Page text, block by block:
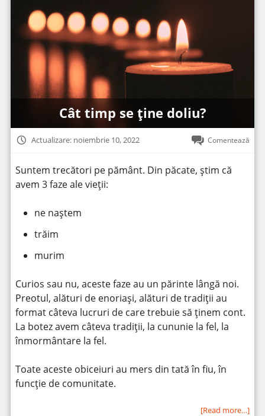
Cât timp se ține doliu?
Actualizare: noiembrie 10, 2022 Comentează
Suntem trecători pe pământ. Din păcate, știm că
avem 3 faze ale vieții:
ne naștem
trăim
murim
Curios sau nu, aceste faze au un părinte lângă noi.
Preotul, alături de enoriași, alături de tradiții au
format câteva lucruri de care trebuie să ținem cont.
La botez avem câteva tradiții, la cununie la fel, la
înmormântare la fel.
Toate aceste obiceiuri au mers din tată în fiu, în
funcție de comunitate.
[Read more…]